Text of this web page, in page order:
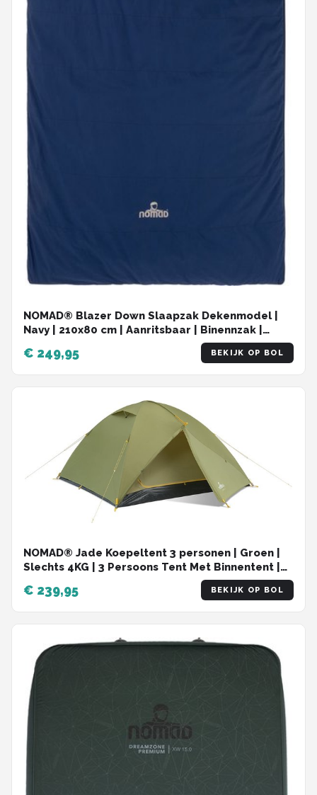
NOMAD® Blazer Down Slaapzak Dekenmodel |
Navy | 210x80 cm | Aanritsbaar | Binennzak |
€ 249,95 BEKIJK OP BOL
NOMAD® Jade Koepeltent 3 personen | Groen |
Slechts 4KG | 3 Persoons Tent Met Binnentent |
Waterdicht & Ventilerend | Incl Hoes
€ 239,95 BEKIJK OP BOL